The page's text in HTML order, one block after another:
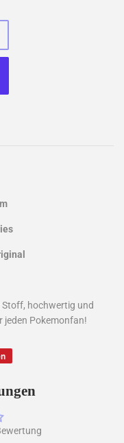
hochwertig und
jeden Pokemonfan!
pinnen